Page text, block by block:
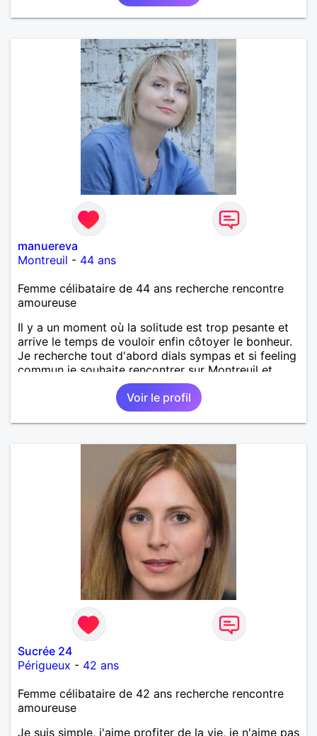
manuereva
Montreuil - 44 ans
Femme célibataire de 44 ans recherche rencontre
amoureuse
Il y a un moment où la solitude est trop pesante et
arrive le temps de vouloir enfin côtoyer le bonheur.
Je recherche tout d'abord dials sympas et si feeling
commun je souhaite rencontrer sur Montreuil et
secteur alentours, pourquoi pas.
Voir le profil
Sucrée 24
Périgueux - 42 ans
Femme célibataire de 42 ans recherche rencontre
amoureuse
Je suis simple, j'aime profiter de la vie, je n'aime pas